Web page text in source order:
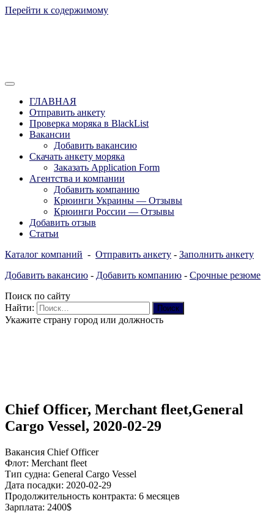
Перейти к содержимому
Рассылка
Вакансии для моряков. Работа для
моряков в море. Каталог крюинговых
компаний и морских агентств
Украины, России, Европы и Всего
мира. Отзывы, Контакты, Работа,
Вакансии для моряков. Рассылка
апликашки CV application form
ГЛАВНАЯ
Отправить анкету
Проверка моряка в BlackList
Вакансии
Добавить вакансию
Скачать анкету моряка
Заказать Application Form
Агентства и компании
Добавить компанию
Крюинги Украины — Отзывы
Крюинги России — Отзывы
Добавить отзыв
Статьи
Каталог компаний - Отправить анкету - Заполнить анкету
Добавить вакансию - Добавить компанию - Срочные резюме
Поиск по сайту
Найти:
Укажите страну город или должность
Chief Officer, Merchant fleet,General
Cargo Vessel, 2020-02-29
Вакансия Chief Officer
Флот: Merchant fleet
Тип судна: General Cargo Vessel
Дата посадки: 2020-02-29
Продолжительность контракта: 6 месяцев
Зарплата: 2400$